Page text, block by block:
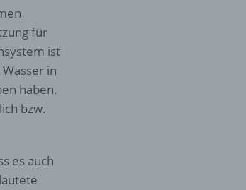
für
ist
in
haben.
bzw.
es auch